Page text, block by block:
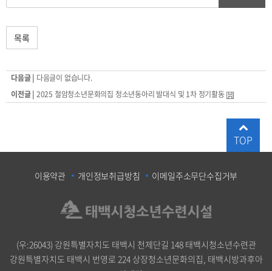
목록
다음글 | 다음글이 없습니다.
이전글 | 2025 철암청소년문화의집 청소년동아리 발대식 및 1차 정기활동
이용약관 개인정보취급방침 이메일주소무단수집거부
(우:26043) 강원특별자치도 태백시 천제단길 148 태백시청소년수련관
강원특별자치도 태백시 번영로 224 상장청소년문화의집, 태백시방과후아
TOP